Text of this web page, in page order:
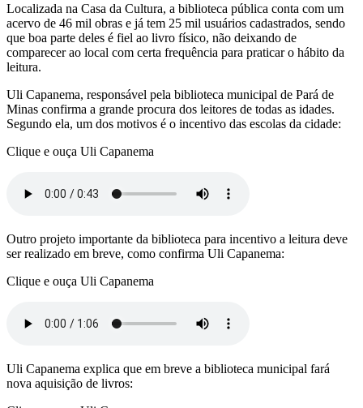
Localizada na Casa da Cultura, a biblioteca pública conta com um
acervo de 46 mil obras e já tem 25 mil usuários cadastrados, sendo
que boa parte deles é fiel ao livro físico, não deixando de
comparecer ao local com certa frequência para praticar o hábito da
leitura.
Uli Capanema, responsável pela biblioteca municipal de Pará de
Minas confirma a grande procura dos leitores de todas as idades.
Segundo ela, um dos motivos é o incentivo das escolas da cidade:
Clique e ouça Uli Capanema
Outro projeto importante da biblioteca para incentivo a leitura deve
ser realizado em breve, como confirma Uli Capanema:
Clique e ouça Uli Capanema
Uli Capanema explica que em breve a biblioteca municipal fará
nova aquisição de livros: